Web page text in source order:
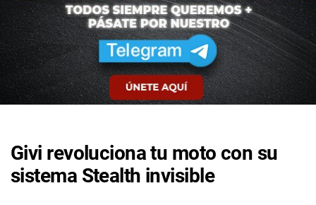
Givi revoluciona tu moto con su
sistema Stealth invisible